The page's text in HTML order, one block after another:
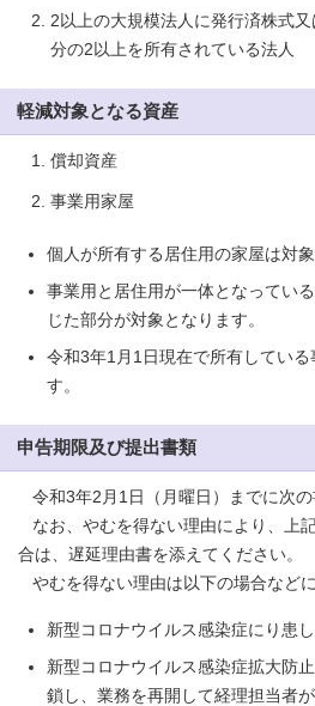
2以上の大規模法人に発行済株式
分の2以上を所有されている法人
軽減対象となる資産
償却資産
事業用家屋
個人が所有する居住用の家屋は対象
事業用と居住用が一体となってい
じた部分が対象となります。
令和3年1月1日現在で所有してい
す。
申告期限及び提出書類
令和3年2月1日（月曜日）までに次の
なお、やむを得ない理由により、上
合は、遅延理由書を添えてください。
やむを得ない理由は以下の場合などに
新型コロナウイルス感染症にり患し
新型コロナウイルス感染症拡大防
鎖し、業務を再開して経理担当者